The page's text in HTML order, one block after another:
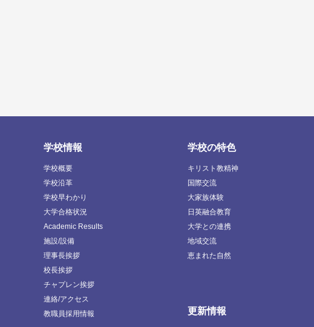
学校情報
学校概要
学校沿革
学校早わかり
大学合格状況
Academic Results
施設/設備
理事長挨拶
校長挨拶
チャプレン挨拶
連絡/アクセス
教職員採用情報
学校の特色
キリスト教精神
国際交流
大家族体験
日英融合教育
大学との連携
地域交流
恵まれた自然
更新情報